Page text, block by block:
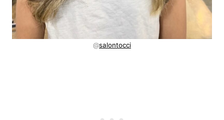
@salontocci